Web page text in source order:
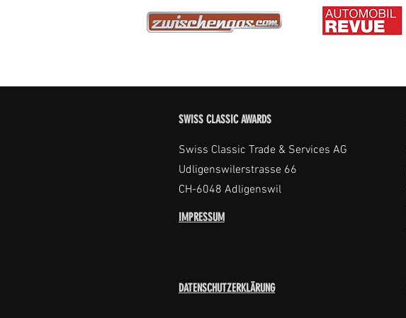
SWISS CLASSIC AWARDS
Swiss Classic Trade & Services AG
Udligenswilerstrasse 66
CH-6048 Adligenswil
IMPRESSUM
DATENSCHUTZERKLÄRUNG